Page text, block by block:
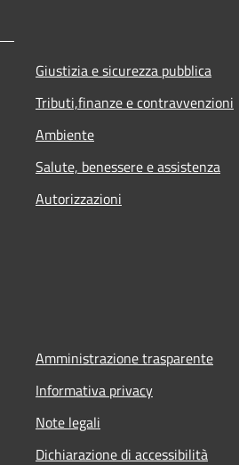
Giustizia e sicurezza pubblica
Tributi,finanze e contravvenzioni
Ambiente
Salute, benessere e assistenza
Autorizzazioni
Amministrazione trasparente
Informativa privacy
Note legali
Dichiarazione di accessibilità